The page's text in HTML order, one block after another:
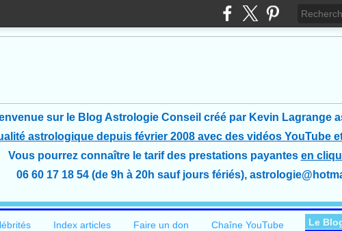
sur le Blog Astrologie Conseil créé par Kevin Lagrange
astrologique depuis février 2008 avec des vidéos YouTube
Vous pourrez connaître le tarif des prestations payantes en
06 60 17 18 54 (de 9h à 20h sauf jours fériés),
Index articles Faire un don Chaîne YouTube Le